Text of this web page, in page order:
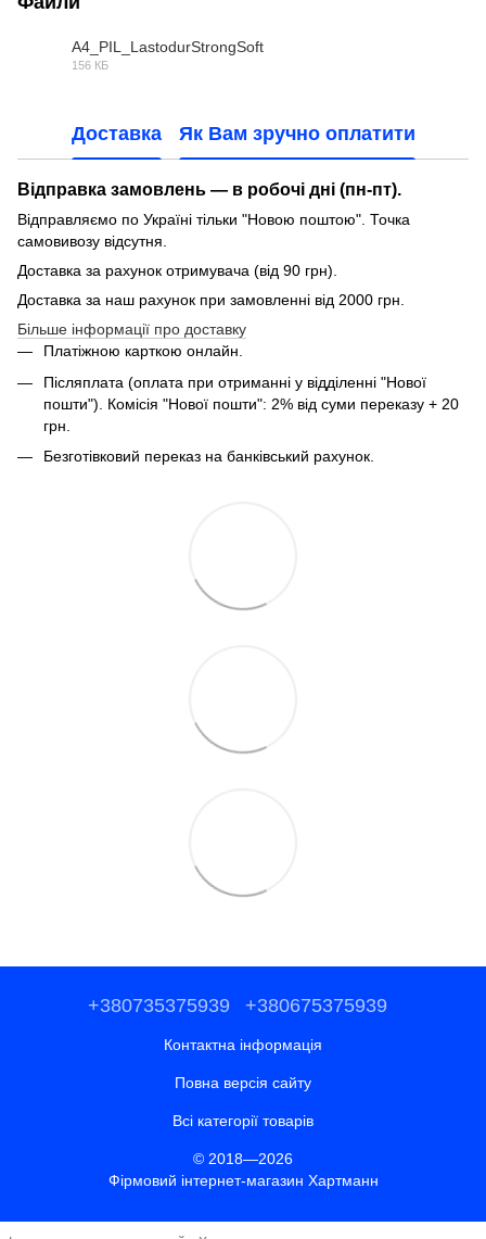
A4_PIL_LastodurStrongSoft
156 КБ
Доставка Як Вам зручно оплатити
Відправка замовлень — в робочі дні (пн-пт).
Відправляємо по Україні тільки "Новою поштою". Точка
самовивозу відсутня.
Доставка за рахунок отримувача (від 90 грн).
Доставка за наш рахунок при замовленні від 2000 грн.
Більше інформації про доставку
Платіжною карткою онлайн.
Післяплата (оплата при отриманні у відділенні "Нової
пошти"). Комісія "Нової пошти": 2% від суми переказу + 20
грн.
Безготівковий переказ на банківський рахунок.
+380735375939 +380675375939
Контактна інформація
Повна версія сайту
Всі категорії товарів
© 2018—2026
Фірмовий інтернет-магазин Хартманн